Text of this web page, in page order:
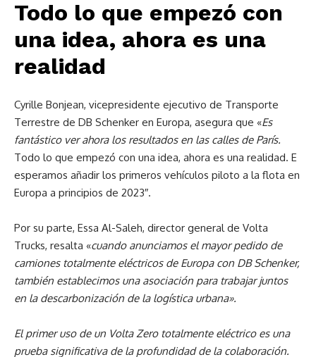
Todo lo que empezó con
una idea, ahora es una
realidad
Cyrille Bonjean, vicepresidente ejecutivo de Transporte
Terrestre de DB Schenker en Europa, asegura que «Es
fantástico ver ahora los resultados en las calles de París.
Todo lo que empezó con una idea, ahora es una realidad. E
esperamos añadir los primeros vehículos piloto a la flota en
Europa a principios de 2023″.
Por su parte, Essa Al-Saleh, director general de Volta
Trucks, resalta «cuando anunciamos el mayor pedido de
camiones totalmente eléctricos de Europa con DB Schenker,
también establecimos una asociación para trabajar juntos
en la descarbonización de la logística urbana».
El primer uso de un Volta Zero totalmente eléctrico es una
prueba significativa de la profundidad de la colaboración.